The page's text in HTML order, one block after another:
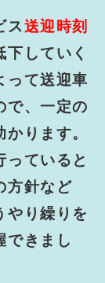
ス送迎時刻
していく
って送迎車
で、一定の
ります。
っていると
方針など
やり繰りを
できまし